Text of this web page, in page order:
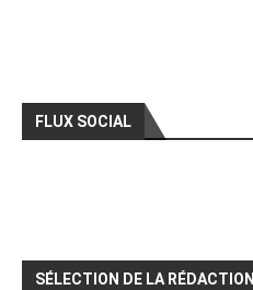
FLUX SOCIAL
SÉLECTION DE LA RÉDACTION